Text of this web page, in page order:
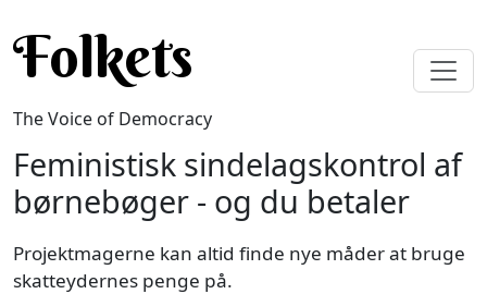
Folkets
The Voice of Democracy
Feministisk sindelagskontrol af
børnebøger - og du betaler
Projektmagerne kan altid finde nye måder at bruge
skatteydernes penge på.